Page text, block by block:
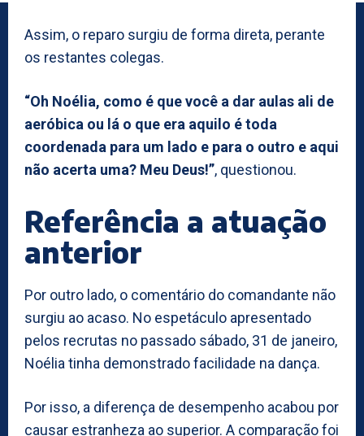
Assim, o reparo surgiu de forma direta, perante
os restantes colegas.
“Oh Noélia, como é que você a dar aulas ali de
aeróbica ou lá o que era aquilo é toda
coordenada para um lado e para o outro e aqui
não acerta uma? Meu Deus!”, questionou.
Referência a atuação
anterior
Por outro lado, o comentário do comandante não
surgiu ao acaso. No espetáculo apresentado
pelos recrutas no passado sábado, 31 de janeiro,
Noélia tinha demonstrado facilidade na dança.
Por isso, a diferença de desempenho acabou por
causar estranheza ao superior. A comparação foi